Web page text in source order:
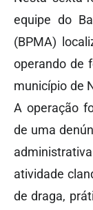
equipe do
(BPMA)
operando de
município de
A operação
de uma
atividade
de draga,